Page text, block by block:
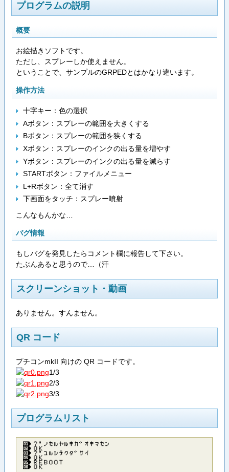
プログラムの説明
概要
お絵描きソフトです。
ただし、スプレーしか使えません。
ということで、サンプルのGRPEDとはかなり違います。
操作方法
十字キー：色の選択
Aボタン：スプレーの範囲を大きくする
Bボタン：スプレーの範囲を狭くする
Xボタン：スプレーのインクの出る量を増やす
Yボタン：スプレーのインクの出る量を減らす
STARTボタン：ファイルメニュー
L+Rボタン：全て消す
下画面をタッチ：スプレー噴射
こんなもんかな…
バグ情報
もしバグを発見したらコメント欄に報告して下さい。
たぶんあると思うので…（汗
スクリーンショット・動画
ありません。すんません。
QR コード
プチコンmkII 向けの QR コードです。
1/3
2/3
3/3
プログラムリスト
？”ノセルヤルキカ゛オキマセン
ＯＫ
？”ユルシテクタ゛サイ
ＯＫ
ＲＥＢＯＯＴ
ＯＫ